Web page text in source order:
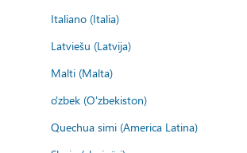
Italiano (Italia)
Latviešu (Latvija)
Malti (Malta)
o'zbek (O'zbekiston)
Quechua simi (America Latina)